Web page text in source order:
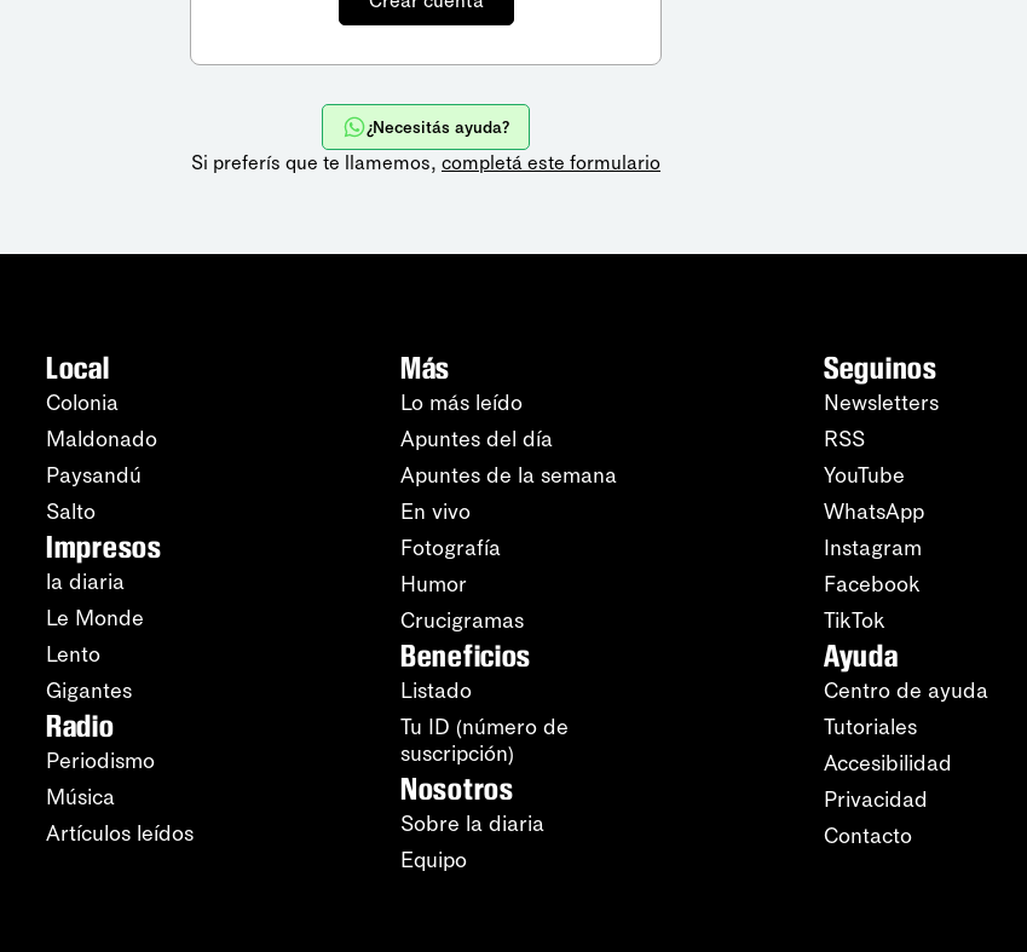
¿Necesitás ayuda?
Si preferís que te llamemos, completá este formulario
Local
Colonia
Maldonado
Paysandú
Salto
Impresos
la diaria
Le Monde
Lento
Gigantes
Radio
Periodismo
Música
Artículos leídos
Más
Lo más leído
Apuntes del día
Apuntes de la semana
En vivo
Fotografía
Humor
Crucigramas
Beneficios
Listado
Tu ID (número de
suscripción)
Nosotros
Sobre la diaria
Equipo
Seguinos
Newsletters
RSS
YouTube
WhatsApp
Instagram
Facebook
TikTok
Ayuda
Centro de ayuda
Tutoriales
Accesibilidad
Privacidad
Contacto